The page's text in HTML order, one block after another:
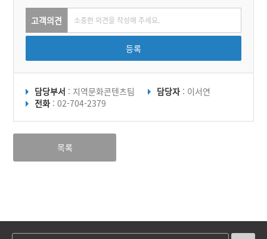
고객의견
등록
담당부서 : 지역문화콘텐츠팀 담당자 : 이서연
전화 : 02-704-2379
목록